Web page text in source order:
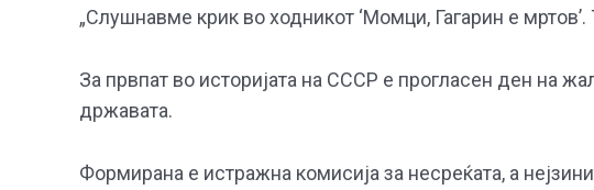
„Слушнавме крик во ходникот ‘Момци, Гагарин е
За првпат во историјата на СССР е прогласен ден на
државата.
Формирана е истражна комисија за несреќата, а